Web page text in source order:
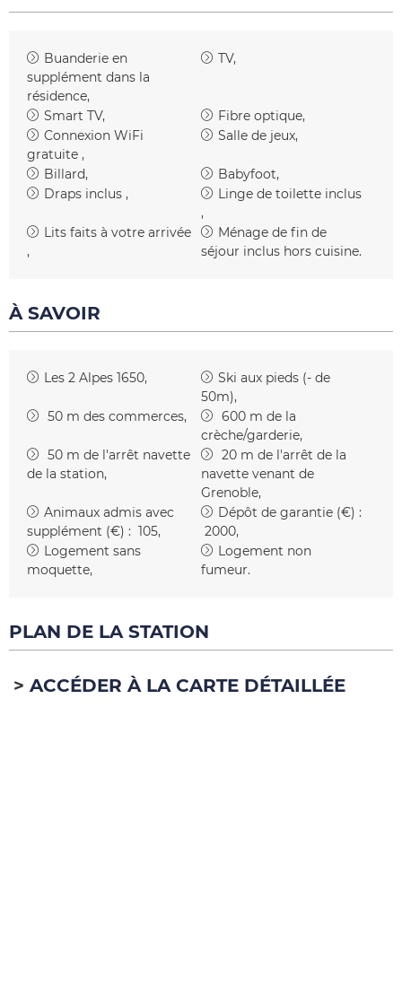
Buanderie en
supplément dans la
résidence
TV
Smart TV
Fibre optique
Connexion WiFi
gratuite
Salle de jeux
Billard
Babyfoot
Draps inclus
Linge de toilette inclus
Lits faits à votre arrivée
Ménage de fin de
séjour inclus hors cuisine
À SAVOIR
Les 2 Alpes 1650
Ski aux pieds (- de
50m)
50 m des commerces 600 m de la
crèche/garderie
50 m de l'arrêt navette
de la station
20 m de l'arrêt de la
navette venant de
Grenoble
Animaux admis avec
supplément (€) : 105
Dépôt de garantie (€) :
2000
Logement sans
moquette
Logement non
fumeur
PLAN DE LA STATION
ACCÉDER À LA CARTE DÉTAILLÉE